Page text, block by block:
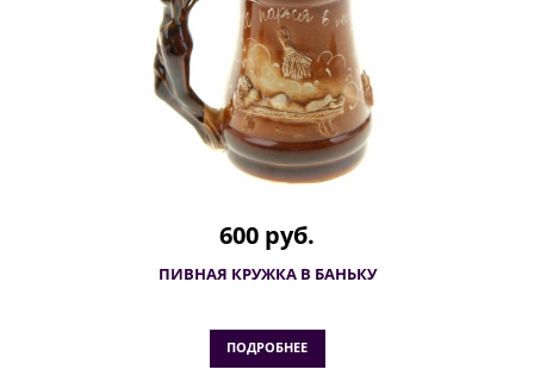
600 руб.
ПИВНАЯ КРУЖКА В БАНЬКУ
ПОДРОБНЕЕ